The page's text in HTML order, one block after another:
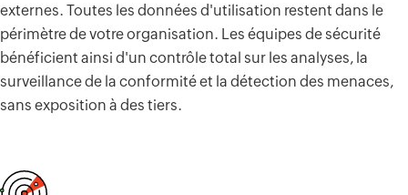
externes. Toutes les données d'utilisation restent dans le
périmètre de votre organisation. Les équipes de sécurité
bénéficient ainsi d'un contrôle total sur les analyses, la
surveillance de la conformité et la détection des menaces,
sans exposition à des tiers.